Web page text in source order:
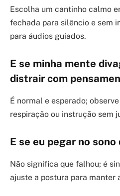
Escolha um cantinho calmo
fechada para silêncio e sem
para áudios guiados.
E se minha mente
distrair com
É normal e esperado;
respiração ou instrução sem
E se eu pegar no
Não significa que falhou; é
ajuste a postura para manter